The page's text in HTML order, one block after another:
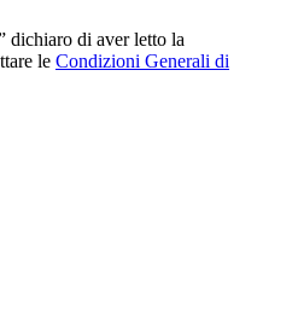
dichiaro di aver letto la
le Condizioni Generali di